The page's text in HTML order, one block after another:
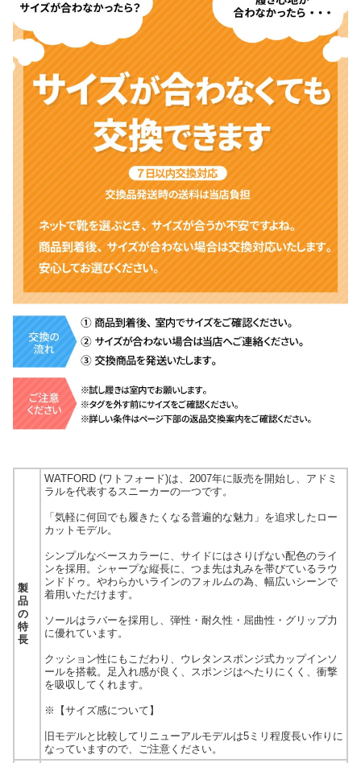
製
品
の
特
長
WATFORD (ワトフォード)は、2007年に販売を開始し、アドミ
ラルを代表するスニーカーの一つです。
「気軽に何回でも履きたくなる普遍的な魅力」を追求したロー
カットモデル。
シンプルなベースカラーに、サイドにはさりげない配色のライ
ンを採用。シャープな縦長に、つま先は丸みを帯びているラウ
ンドドゥ。やわらかいラインのフォルムの為、幅広いシーンで
着用いただけます。
ソールはラバーを採用し、弾性・耐久性・屈曲性・グリップ力
に優れています。
クッション性にもこだわり、ウレタンスポンジ式カップインソ
ールを搭載。足入れ感が良く、スポンジはへたりにくく、衝撃
を吸収してくれます。
※【サイズ感について】
旧モデルと比較してリニューアルモデルは5ミリ程度長い作りに
なっていますので、ご注意ください。